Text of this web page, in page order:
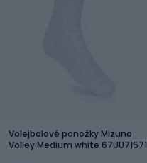
Volejbalové ponožky Mizuno
Volley Medium white 67UU71571